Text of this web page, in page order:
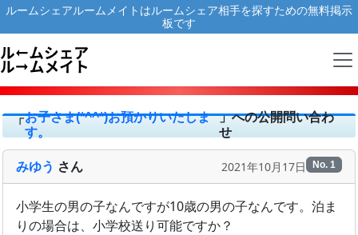
ルームシェアルームメイトはルームシェア相手を探すための無料掲示
板です
「お子さま(*^^*)お預かりいたしま
す。
」への公開問い合わ
せ
No. 1
2021年10月17日
みゆう さん
小学生の男の子なんですが10歳の男の子なんです。泊ま
りの場合は、小学校送り可能ですか？